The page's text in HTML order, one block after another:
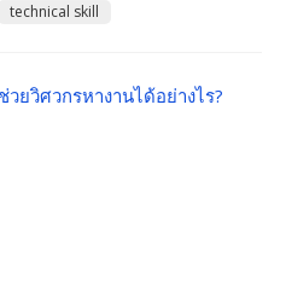
technical skill
วยวิศวกรหางานได้อย่างไร?